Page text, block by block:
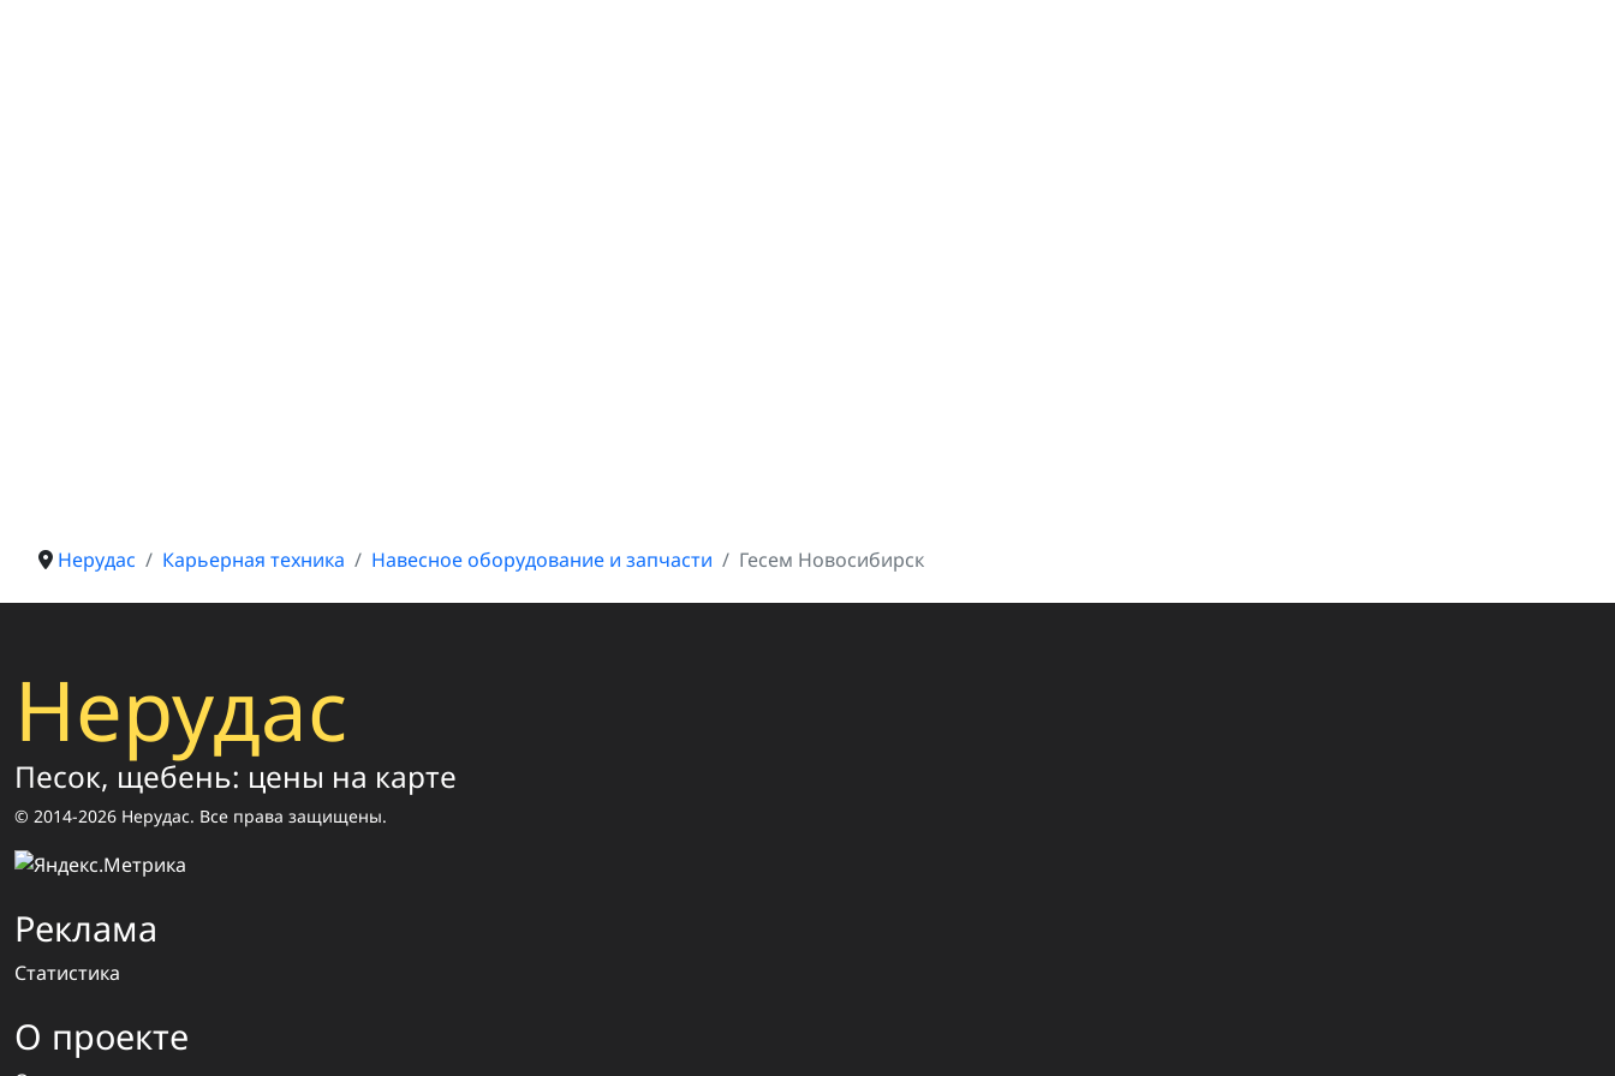
Нерудас Карьерная техника Навесное оборудование и запчасти Гесем Новосибирск
Нерудас
Песок, щебень: цены на карте
© 2014-2026 Нерудас. Все права защищены.
Реклама
Статистика
О проекте